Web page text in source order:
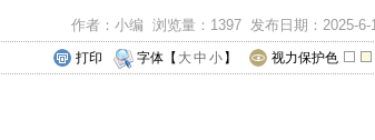
作者：小编 浏览量：1397 发布日期：2025-6-
打印 字体【 大中 小 】 视力保护色